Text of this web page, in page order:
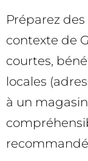
Préparez
contexte de
courtes,
locales
à un